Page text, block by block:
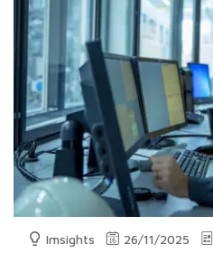
Imsights 26/11/2025